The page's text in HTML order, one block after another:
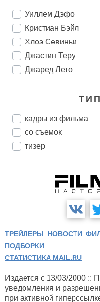
Уиллем Дэфо
Кристиан Бэйл
Хлоэ Севиньи
Джастин Теру
Джаред Лето
кадры из фильма
со съемок
тизер
ТРЕЙЛЕРЫ НОВОСТИ
ПОДБОРКИ
СТАТИСТИКА MAIL.RU
Издается с 13/03/2000 ::
уведомления и
при активной